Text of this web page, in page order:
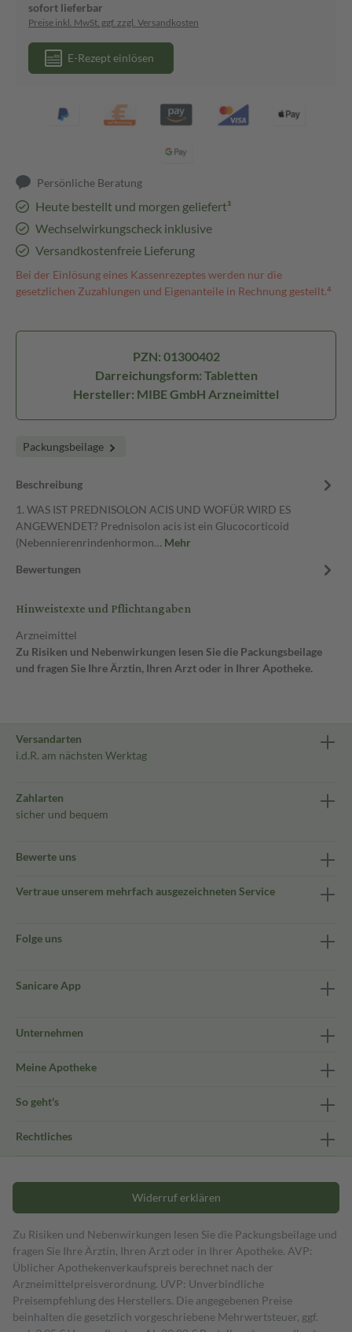
sofort lieferbar
Preise inkl. MwSt. ggf. zzgl. Versandkosten
E-Rezept einlösen
Persönliche Beratung
Heute bestellt und morgen geliefert³
Wechselwirkungscheck inklusive
Versandkostenfreie Lieferung
Bei der Einlösung eines Kassenrezeptes werden nur die
gesetzlichen Zuzahlungen und Eigenanteile in Rechnung gestellt.⁴
PZN: 01300402
Darreichungsform: Tabletten
Hersteller: MIBE GmbH Arzneimittel
Packungsbeilage
Beschreibung
1. WAS IST PREDNISOLON ACIS UND WOFÜR WIRD ES
ANGEWENDET? Prednisolon acis ist ein Glucocorticoid
(Nebennierenrindenhormon… Mehr
Bewertungen
Hinweistexte und Pflichtangaben
Arzneimittel
Zu Risiken und Nebenwirkungen lesen Sie die Packungsbeilage
und fragen Sie Ihre Ärztin, Ihren Arzt oder in Ihrer Apotheke.
Versandarten
i.d.R. am nächsten Werktag
Zahlarten
sicher und bequem
Bewerte uns
Vertraue unserem mehrfach ausgezeichneten Service
Folge uns
Sanicare App
Unternehmen
Meine Apotheke
So geht's
Rechtliches
Widerruf erklären
Zu Risiken und Nebenwirkungen lesen Sie die Packungsbeilage und
fragen Sie Ihre Ärztin, Ihren Arzt oder in Ihrer Apotheke. AVP:
Üblicher Apothekenverkaufspreis berechnet nach der
Arzneimittelpreisverordnung. UVP: Unverbindliche
Preisempfehlung des Herstellers. Die angegebenen Preise
beinhalten die gesetzlich vorgeschriebene Mehrwertsteuer, ggf.